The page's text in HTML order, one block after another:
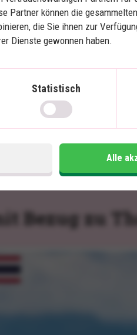
im Dschungel
Strände und tolle
ab 1.510 €
Bezug zu
Partner können die
die Sie ihnen zur
Dienste gewonnen haben.
Statistisch
Alle